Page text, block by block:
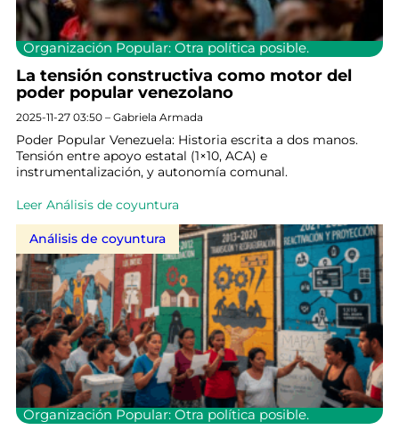
Organización Popular: Otra política posible.
La tensión constructiva como motor del
poder popular venezolano
2025-11-27 03:50 – Gabriela Armada
Poder Popular Venezuela: Historia escrita a dos manos.
Tensión entre apoyo estatal (1×10, ACA) e
instrumentalización, y autonomía comunal.
Leer Análisis de coyuntura
Análisis de coyuntura
Organización Popular: Otra política posible.